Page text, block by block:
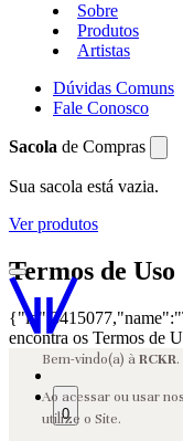
Sobre
Produtos
Artistas
Dúvidas Comuns
Fale Conosco
Sacola de Compras
Sua sacola está vazia.
Ver produtos
0
Termos de Uso
encontra os Termos de
Bem-vindo(a) àRCKR.
Ao acessar ou usar
utilize o Site.